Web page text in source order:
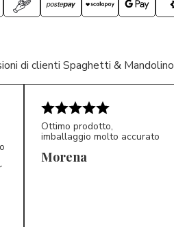
di clienti Spaghetti & Mandolino
Ottimo prodotto,
imballaggio molto accurato
Morena